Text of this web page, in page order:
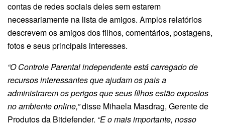
contas de redes sociais deles sem estarem
necessariamente na lista de amigos. Amplos relatórios
descrevem os amigos dos filhos, comentários, postagens,
fotos e seus principais interesses.
“O Controle Parental independente está carregado de
recursos interessantes que ajudam os pais a
administrarem os perigos que seus filhos estão expostos
no ambiente online,”disse Mihaela Masdrag, Gerente de
Produtos da Bitdefender. “E o mais importante, nosso